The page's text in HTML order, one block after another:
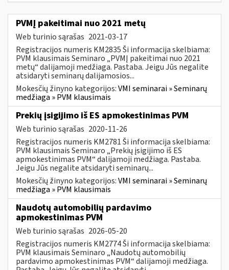
PVMĮ pakeitimai nuo 2021 metų
Web turinio sąrašas 2021-03-17
Registracijos numeris KM2835 Ši informacija skelbiama:
PVM klausimais Seminaro „PVMĮ pakeitimai nuo 2021
metų“ dalijamoji medžiaga. Pastaba. Jeigu Jūs negalite
atsidaryti seminarų dalijamosios...
Mokesčių žinyno kategorijos:VMI seminarai » Seminarų
medžiaga » PVM klausimais
Prekių įsigijimo iš ES apmokestinimas PVM
Web turinio sąrašas 2020-11-26
Registracijos numeris KM2781 Ši informacija skelbiama:
PVM klausimais Seminaro „Prekių įsigijimo iš ES
apmokestinimas PVM“ dalijamoji medžiaga. Pastaba.
Jeigu Jūs negalite atsidaryti seminarų...
Mokesčių žinyno kategorijos:VMI seminarai » Seminarų
medžiaga » PVM klausimais
Naudotų automobilių pardavimo
apmokestinimas PVM
Web turinio sąrašas 2026-05-20
Registracijos numeris KM2774 Ši informacija skelbiama:
PVM klausimais Seminaro „Naudotų automobilių
pardavimo apmokestinimas PVM“ dalijamoji medžiaga.